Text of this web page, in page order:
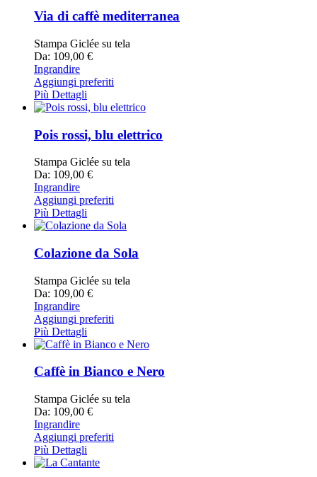
Via di caffè mediterranea
Stampa Giclée su tela
Da: 109,00 €
Ingrandire
Aggiungi preferiti
Più Dettagli
Pois rossi, blu elettrico
Stampa Giclée su tela
Da: 109,00 €
Ingrandire
Aggiungi preferiti
Più Dettagli
Colazione da Sola
Stampa Giclée su tela
Da: 109,00 €
Ingrandire
Aggiungi preferiti
Più Dettagli
Caffè in Bianco e Nero
Stampa Giclée su tela
Da: 109,00 €
Ingrandire
Aggiungi preferiti
Più Dettagli